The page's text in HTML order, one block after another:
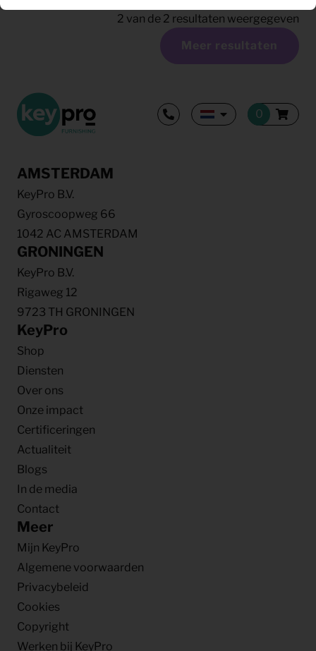
2 van de 2 resultaten weergegeven
Meer resultaten
AMSTERDAM
KeyPro B.V.
Gyroscoopweg 66
1042 AC AMSTERDAM
GRONINGEN
KeyPro B.V.
Rigaweg 12
9723 TH GRONINGEN
KeyPro
Shop
Diensten
Over ons
Onze impact
Certificeringen
Actualiteit
Blogs
In de media
Contact
Meer
Mijn KeyPro
Algemene voorwaarden
Privacybeleid
Cookies
Copyright
Werken bij KeyPro